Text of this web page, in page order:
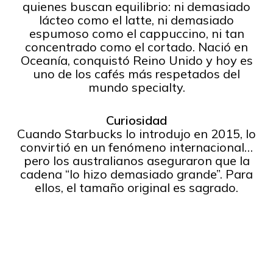
quienes buscan equilibrio: ni demasiado
lácteo como el latte, ni demasiado
espumoso como el cappuccino, ni tan
concentrado como el cortado. Nació en
Oceanía, conquistó Reino Unido y hoy es
uno de los cafés más respetados del
mundo specialty.
Curiosidad
Cuando Starbucks lo introdujo en 2015, lo
convirtió en un fenómeno internacional…
pero los australianos aseguraron que la
cadena “lo hizo demasiado grande”. Para
ellos, el tamaño original es sagrado.